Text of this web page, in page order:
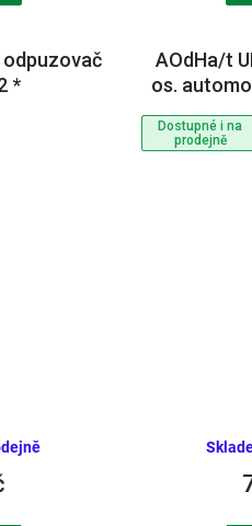
odpuzovač
*
Dostupné i na
prodejně
AOdHa/t
os.